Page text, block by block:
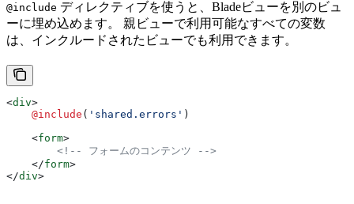
@include ディレクティブを使うと、Bladeビューを別のビュ
ーに埋め込めます。 親ビューで利用可能なすべての変数
は、インクルードされたビューでも利用できます。
<div>
    @include
( 'shared.errors' )
    <
form>
        <!-- フォームのコンテンツ -->
    </
form>
</div>